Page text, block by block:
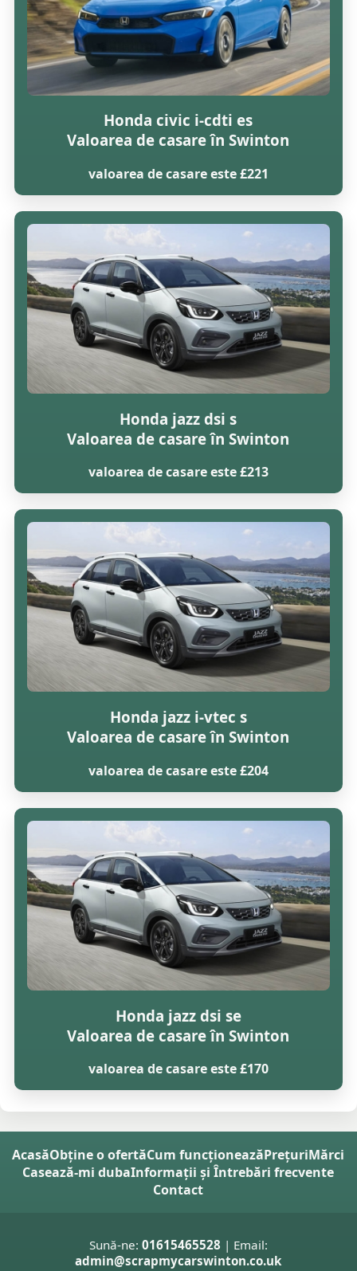
Honda civic i-cdti es
Valoarea de casare în Swinton
valoarea de casare este £221
Honda jazz dsi s
Valoarea de casare în Swinton
valoarea de casare este £213
Honda jazz i-vtec s
Valoarea de casare în Swinton
valoarea de casare este £204
Honda jazz dsi se
Valoarea de casare în Swinton
valoarea de casare este £170
AcasăObține o ofertăCum funcționeazăPrețuriMărci
Casează-mi dubaInformații și Întrebări frecvente
Contact
Sună-ne: 01615465528 | Email:
admin@scrapmycarswinton.co.uk